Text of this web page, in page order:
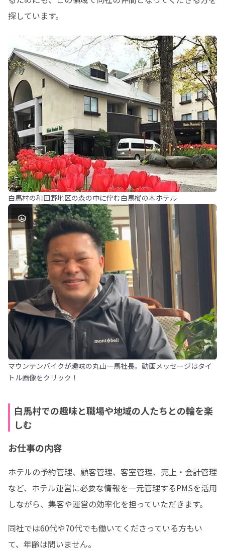
探しています。
白馬村の和田野地区の森の中に佇む白馬樅の木ホテル
マウンテンバイクが趣味の丸山一馬社長。動画メッセージはタイ
トル画像をクリック！
白馬村での趣味と職場や地域の人たちとの輪を楽
しむ
お仕事の内容
ホテルの予約管理、顧客管理、客室管理、売上・会計管理
など、ホテル運営に必要な情報を一元管理するPMSを活用
しながら、集客や運営の効率化を担っていただきます。
同社では60代や70代でも働いてくださっている方もい
て、年齢は問いません。